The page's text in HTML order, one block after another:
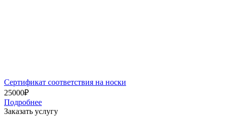
Сертификат соответствия на носки
25000₽
Подробнее
Заказать услугу